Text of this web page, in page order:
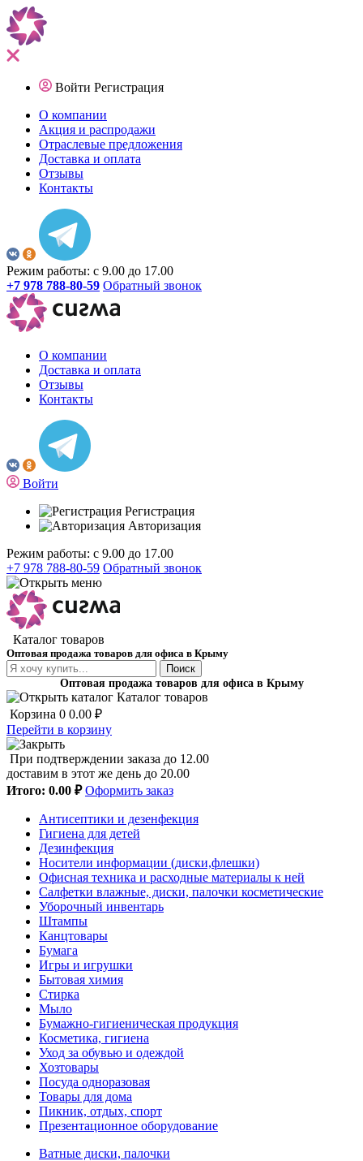
Войти Регистрация
О компании
Акция и распродажи
Отраслевые предложения
Доставка и оплата
Отзывы
Контакты
Режим работы: с 9.00 до 17.00
+7 978 788-80-59 Обратный звонок
О компании
Доставка и оплата
Отзывы
Контакты
Войти
Регистрация
Авторизация
Режим работы: с 9.00 до 17.00
+7 978 788-80-59 Обратный звонок
Каталог товаров
Оптовая продажа товаров для офиса в Крыму
Поиск
Оптовая продажа товаров для офиса в Крыму
Каталог товаров
Корзина 0 0.00 ₽
Перейти в корзину
При подтверждении заказа до 12.00
доставим в этот же день до 20.00
Итого: 0.00 ₽ Оформить заказ
Антисептики и дезенфекция
Гигиена для детей
Дезинфекция
Носители информации (диски,флешки)
Офисная техника и расходные материалы к ней
Салфетки влажные, диски, палочки косметические
Уборочный инвентарь
Штампы
Канцтовары
Бумага
Игры и игрушки
Бытовая химия
Стирка
Мыло
Бумажно-гигиеническая продукция
Косметика, гигиена
Уход за обувью и одеждой
Хозтовары
Посуда одноразовая
Товары для дома
Пикник, отдых, спорт
Презентационное оборудование
Ватные диски, палочки